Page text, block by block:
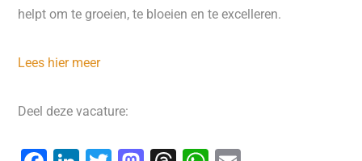
helpt om te groeien, te bloeien en te excelleren.
Lees hier meer
Deel deze vacature: